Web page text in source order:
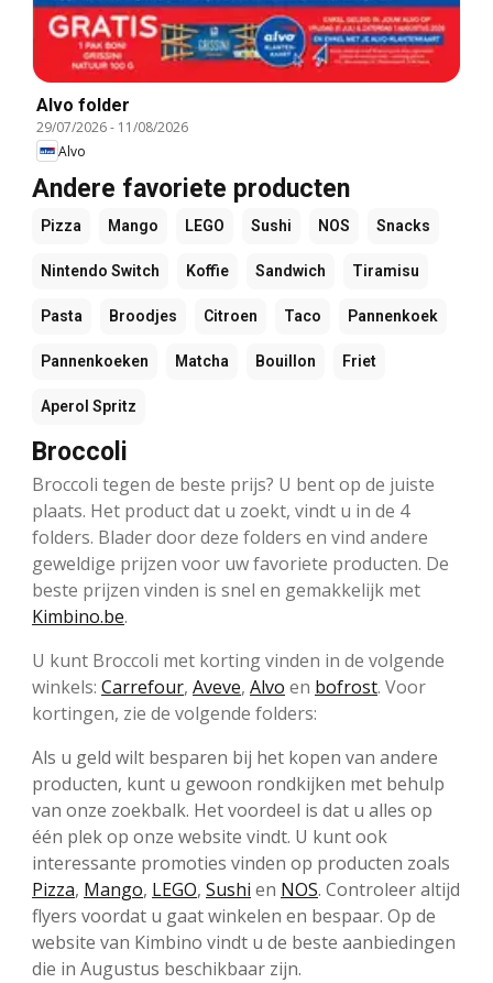
Alvo folder
29/07/2026- 11/08/2026
Alvo
Andere favoriete producten
Pizza Mango LEGO Sushi NOS Snacks
Nintendo Switch Koffie Sandwich Tiramisu
Pasta Broodjes Citroen Taco Pannenkoek
Pannenkoeken Matcha Bouillon Friet
Aperol Spritz
Broccoli
Broccoli tegen de beste prijs? U bent op de juiste
plaats. Het product dat u zoekt, vindt u in de 4
folders. Blader door deze folders en vind andere
geweldige prijzen voor uw favoriete producten. De
beste prijzen vinden is snel en gemakkelijk met
Kimbino.be.
U kunt Broccoli met korting vinden in de volgende
winkels: Carrefour, Aveve, Alvo en bofrost. Voor
kortingen, zie de volgende folders:
Als u geld wilt besparen bij het kopen van andere
producten, kunt u gewoon rondkijken met behulp
van onze zoekbalk. Het voordeel is dat u alles op
één plek op onze website vindt. U kunt ook
interessante promoties vinden op producten zoals
Pizza, Mango, LEGO, Sushi en NOS. Controleer altijd
flyers voordat u gaat winkelen en bespaar. Op de
website van Kimbino vindt u de beste aanbiedingen
die in Augustus beschikbaar zijn.